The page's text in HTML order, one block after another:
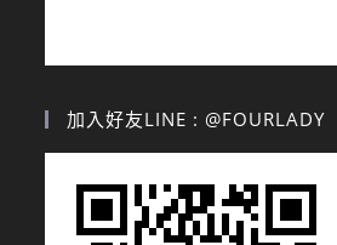
加入好友LINE : @FOURLADY